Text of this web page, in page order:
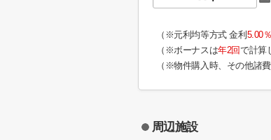
（※元利均等方式 金利 5.00
（※ボーナスは年2回で計算
（※物件購入時、その他諸
周辺施設